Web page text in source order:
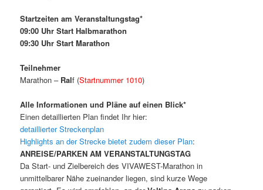
Startzeiten am Veranstaltungstag*
09:00 Uhr Start Halbmarathon
09:30 Uhr Start Marathon
Teilnehmer
Marathon – Ralf (Startnummer 1010)
Alle Informationen und Pläne auf einen Blick*
Einen detaillierten Plan findet Ihr hier:
detaillierter Streckenplan
Highlights an der Strecke bietet zudem dieser Plan:
ANREISE/PARKEN AM VERANSTALTUNGSTAG
Da Start- und Zielbereich des VIVAWEST-Marathon in
unmittelbarer Nähe zueinander liegen, sind kurze Wege